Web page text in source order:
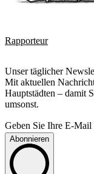
Rapporteur
Unser täglicher
Mit aktuellen
Hauptstädten – damit
umsonst.
Geben Sie Ihre E-Mail
Abonnieren